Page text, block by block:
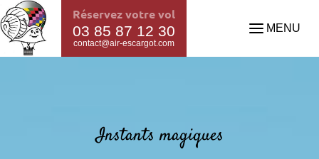
Réservez votre vol
03 85 87 12 30
contact@air-escargot.com
MENU
Instants magiques